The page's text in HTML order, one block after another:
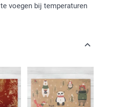
voegen bij temperaturen